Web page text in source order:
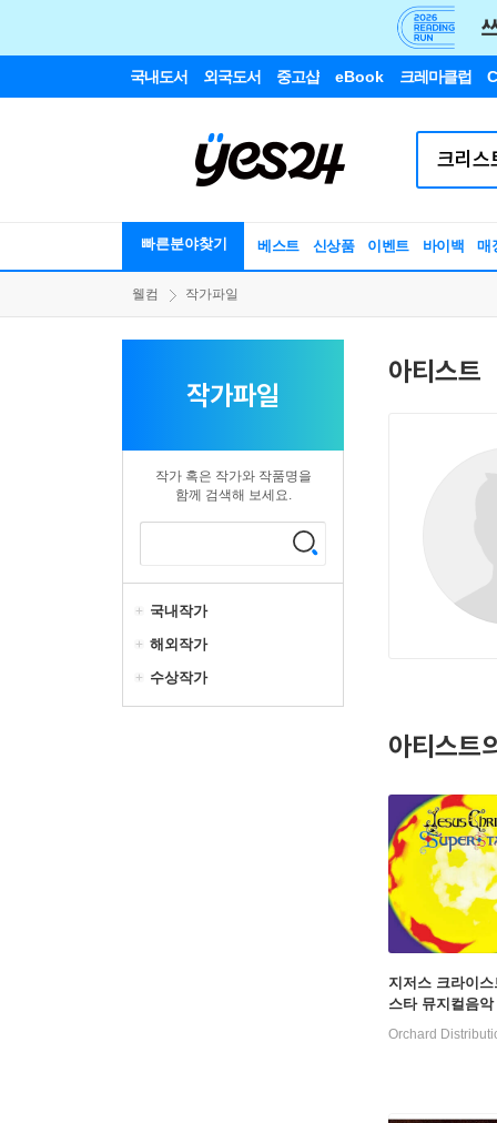
국내도서 외국도서 중고샵 eBook 크레마클럽
빠른분야찾기 베스트 신상품 이벤트 바이백 매
웰컴 작가파일
작가파일
작가 혹은 작가와 작품명을
함께 검색해 보세요.
국내작가
해외작가
수상작가
아티스트
아티스트
지저스 크라이
스타 뮤지컬음
Christ
Orchard